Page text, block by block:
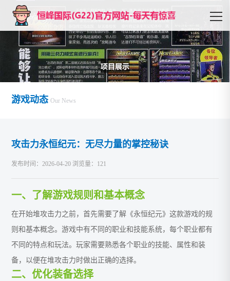
游戏动态 Our News
攻击力永恒纪元：无尽力量的掌控秘诀
发布时间：2026-04-20 浏览量：121
一、了解游戏规则和基本概念
在开始堆攻击力之前，首先需要了解《永恒纪元》这款游戏的规
则和基本概念。游戏中有不同的职业和技能系统，每个职业都有
不同的特点和玩法。玩家需要熟悉各个职业的技能、属性和装
备，以便在堆攻击力时做出正确的选择。
二、优化装备选择